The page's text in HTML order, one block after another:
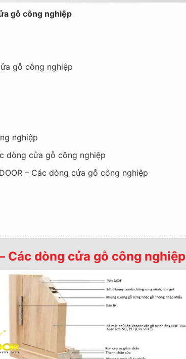
gỗ công nghiệp
gỗ công nghiệp
nghiệp
dòng cửa gỗ công nghiệp
– Các dòng cửa gỗ công nghiệp
THỂ THAM KHẢO THÊM
vân gỗ Composite tại Biên Hòa Đồng Nai
Các dòng cửa gỗ công nghiệp